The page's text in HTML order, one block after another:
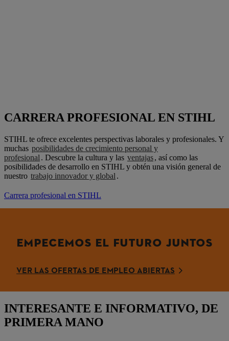
CARRERA PROFESIONAL EN STIHL
STIHL te ofrece excelentes perspectivas laborales y profesionales. Y
muchas posibilidades de crecimiento personal y
profesional . Descubre la cultura y las ventajas, así como las
posibilidades de desarrollo en STIHL y obtén una visión general de
nuestro trabajo innovador y global .
Carrera profesional en STIHL
EMPECEMOS EL FUTURO JUNTOS
VER LAS OFERTAS DE EMPLEO ABIERTAS
INTERESANTE E INFORMATIVO, DE
PRIMERA MANO